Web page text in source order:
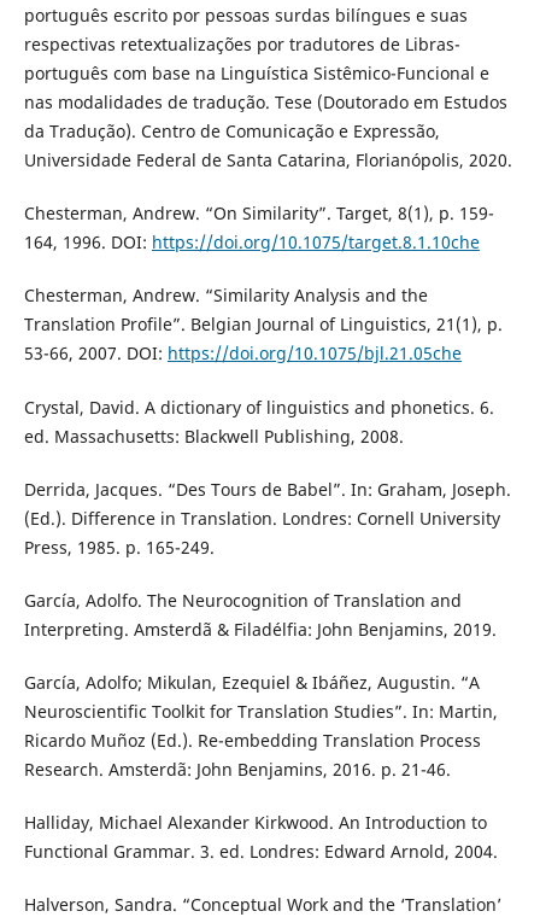
português escrito por pessoas surdas bilíngues e suas
respectivas retextualizações por tradutores de Libras-
português com base na Linguística Sistêmico-Funcional e
nas modalidades de tradução. Tese (Doutorado em Estudos
da Tradução). Centro de Comunicação e Expressão,
Universidade Federal de Santa Catarina, Florianópolis, 2020.
Chesterman, Andrew. “On Similarity”. Target, 8(1), p. 159-
164, 1996. DOI: https://doi.org/10.1075/target.8.1.10che
Chesterman, Andrew. “Similarity Analysis and the
Translation Profile”. Belgian Journal of Linguistics, 21(1), p.
53-66, 2007. DOI: https://doi.org/10.1075/bjl.21.05che
Crystal, David. A dictionary of linguistics and phonetics. 6.
ed. Massachusetts: Blackwell Publishing, 2008.
Derrida, Jacques. “Des Tours de Babel”. In: Graham, Joseph.
(Ed.). Difference in Translation. Londres: Cornell University
Press, 1985. p. 165-249.
García, Adolfo. The Neurocognition of Translation and
Interpreting. Amsterdã & Filadélfia: John Benjamins, 2019.
García, Adolfo; Mikulan, Ezequiel & Ibáñez, Augustin. “A
Neuroscientific Toolkit for Translation Studies”. In: Martin,
Ricardo Muñoz (Ed.). Re-embedding Translation Process
Research. Amsterdã: John Benjamins, 2016. p. 21-46.
Halliday, Michael Alexander Kirkwood. An Introduction to
Functional Grammar. 3. ed. Londres: Edward Arnold, 2004.
Halverson, Sandra. “Conceptual Work and the ‘Translation’